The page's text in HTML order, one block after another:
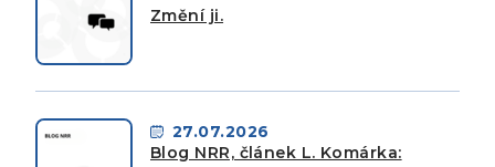
Změní ji.
27.07.2026
Blog NRR, článek L. Komárka: